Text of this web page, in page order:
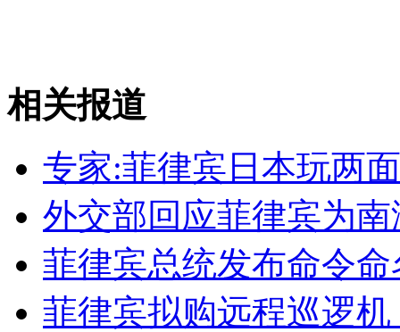
女孩北京地铁殴打老人 痛下狠手拳打脚踢
无痛分娩是否安全 医生回应
外交部：反对强权政治霸凌主义
相关报道
专家:菲律宾日本玩两
外交部回应菲律宾为
菲律宾总统发布命令命
菲律宾拟购远程巡逻机